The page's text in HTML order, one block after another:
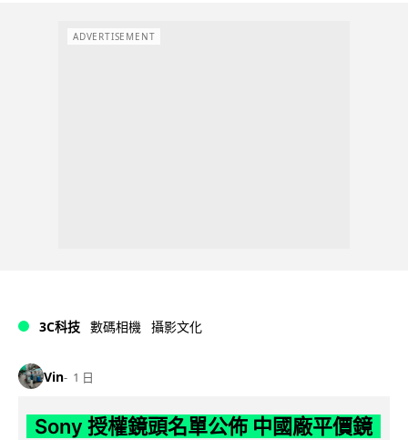
ADVERTISEMENT
3C科技 數碼相機 攝影文化
Vin 1 日
Sony 授權鏡頭名單公佈 中國廠平價鏡